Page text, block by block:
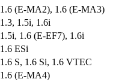
1.6 (E-MA2), 1.6 (E-MA3)
1.3, 1.5i, 1.6i
1.5i, 1.6 (E-EF7), 1.6i
1.6 ESi
1.6 S, 1.6 Si, 1.6 VTEC
1.6 (E-MA4)